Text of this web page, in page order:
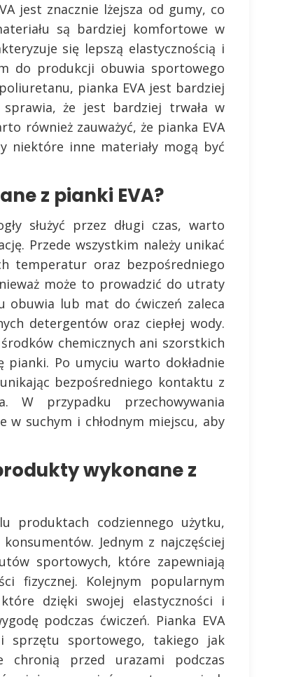
jest znacznie lżejsza od gumy, co
są bardziej komfortowe w
się lepszą elastycznością i
do produkcji obuwia sportowego
pianka EVA jest bardziej
że jest bardziej trwała w
również zauważyć, że pianka EVA
niektóre inne materiały mogą być
z pianki EVA?
służyć przez długi czas, warto
Przede wszystkim należy unikać
temperatur oraz bezpośredniego
może to prowadzić do utraty
obuwia lub mat do ćwiczeń zaleca
detergentów oraz ciepłej wody.
chemicznych ani szorstkich
Po umyciu warto dokładnie
bezpośredniego kontaktu z
W przypadku przechowywania
suchym i chłodnym miejscu, aby
wykonane z
produktach codziennego użytku,
Jednym z najczęściej
sportowych, które zapewniają
fizycznej. Kolejnym popularnym
dzięki swojej elastyczności i
podczas ćwiczeń. Pianka EVA
sprzętu sportowego, takiego jak
chronią przed urazami podczas